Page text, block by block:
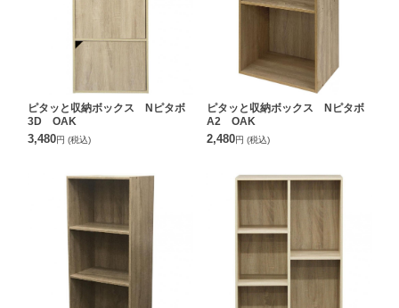
ピタッと収納ボックス Nピタボ
3D OAK
3,480円 (税込)
ピタッと収納ボックス Nピタボ
A2 OAK
2,480円 (税込)